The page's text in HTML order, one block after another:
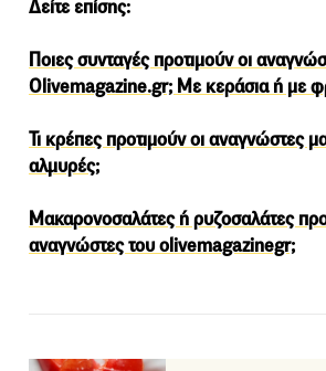
Δείτε επίσης:
Ποιες συνταγές προτιμούν οι
Olivemagazine.gr; Με κεράσια ή με
Τι κρέπες προτιμούν οι αναγνώστες
αλμυρές;
Μακαρονοσαλάτες ή ρυζοσαλάτες
αναγνώστες του olivemagazinegr;